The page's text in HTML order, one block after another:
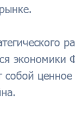
экономики
собой